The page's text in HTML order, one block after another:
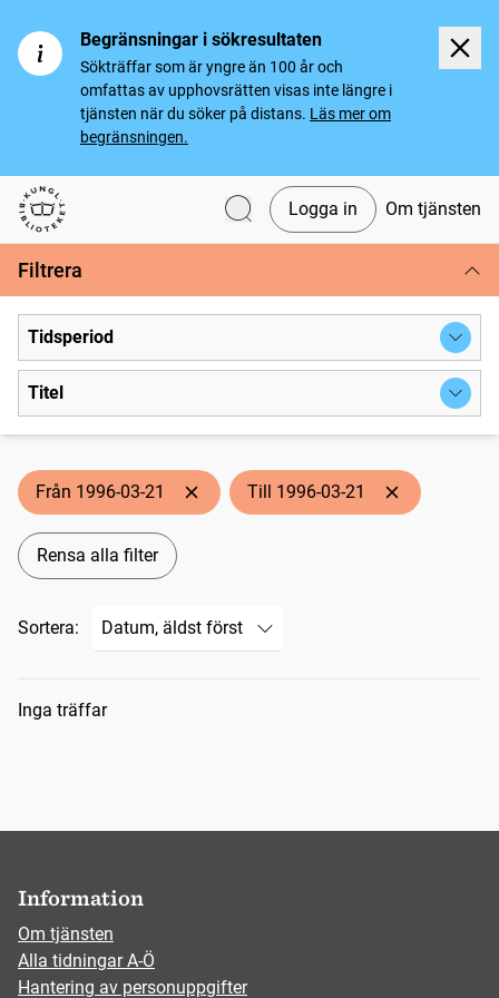
Begränsningar i sökresultaten
Sökträffar som är yngre än 100 år och
omfattas av upphovsrätten visas inte längre i
tjänsten när du söker på distans. Läs mer om
begränsningen.
Svenska tidningar
Logga in Om tjänsten
Filtrera
Tidsperiod
Titel
Från 1996-03-21 Till 1996-03-21
Rensa alla filter
Sortera:
Sökresultat
Inga träffar
Information
Om tjänsten
Alla tidningar A-Ö
Hantering av personuppgifter